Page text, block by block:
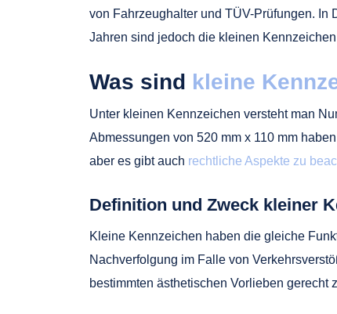
von Fahrzeughalter und TÜV-Prüfungen. In
Jahren sind jedoch die kleinen
Was sind kleine
Unter kleinen Kennzeichen versteht man
Abmessungen von 520 mm x 110 mm
aber es gibt auch rechtliche Aspekte zu
Definition und Zweck kleiner
Kleine Kennzeichen haben die gleiche
Nachverfolgung im Falle von
bestimmten ästhetischen Vorlieben gerecht